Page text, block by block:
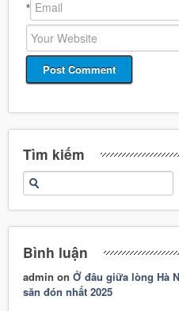
*
Tìm kiếm
Bình luận
admin onỞ đâu giữa lòng Hà
săn đón nhất 2025